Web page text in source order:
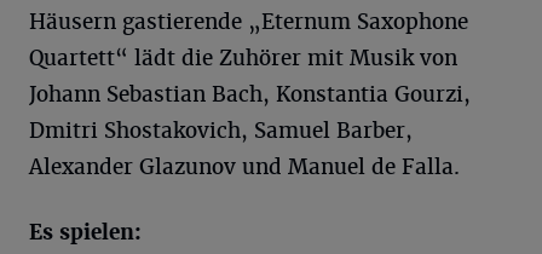
Häusern gastierende „Eternum Saxophone
Quartett“ lädt die Zuhörer mit Musik von
Johann Sebastian Bach, Konstantia Gourzi,
Dmitri Shostakovich, Samuel Barber,
Alexander Glazunov und Manuel de Falla.
Es spielen: